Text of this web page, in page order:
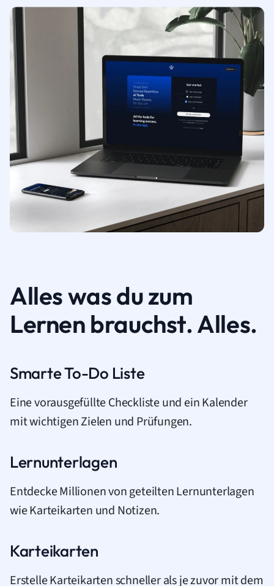
Alles was du zum
Lernen brauchst. Alles.
Smarte To-Do Liste
Eine vorausgefüllte Checkliste und ein Kalender
mit wichtigen Zielen und Prüfungen.
Lernunterlagen
Entdecke Millionen von geteilten Lernunterlagen
wie Karteikarten und Notizen.
Karteikarten
Erstelle Karteikarten schneller als je zuvor mit dem